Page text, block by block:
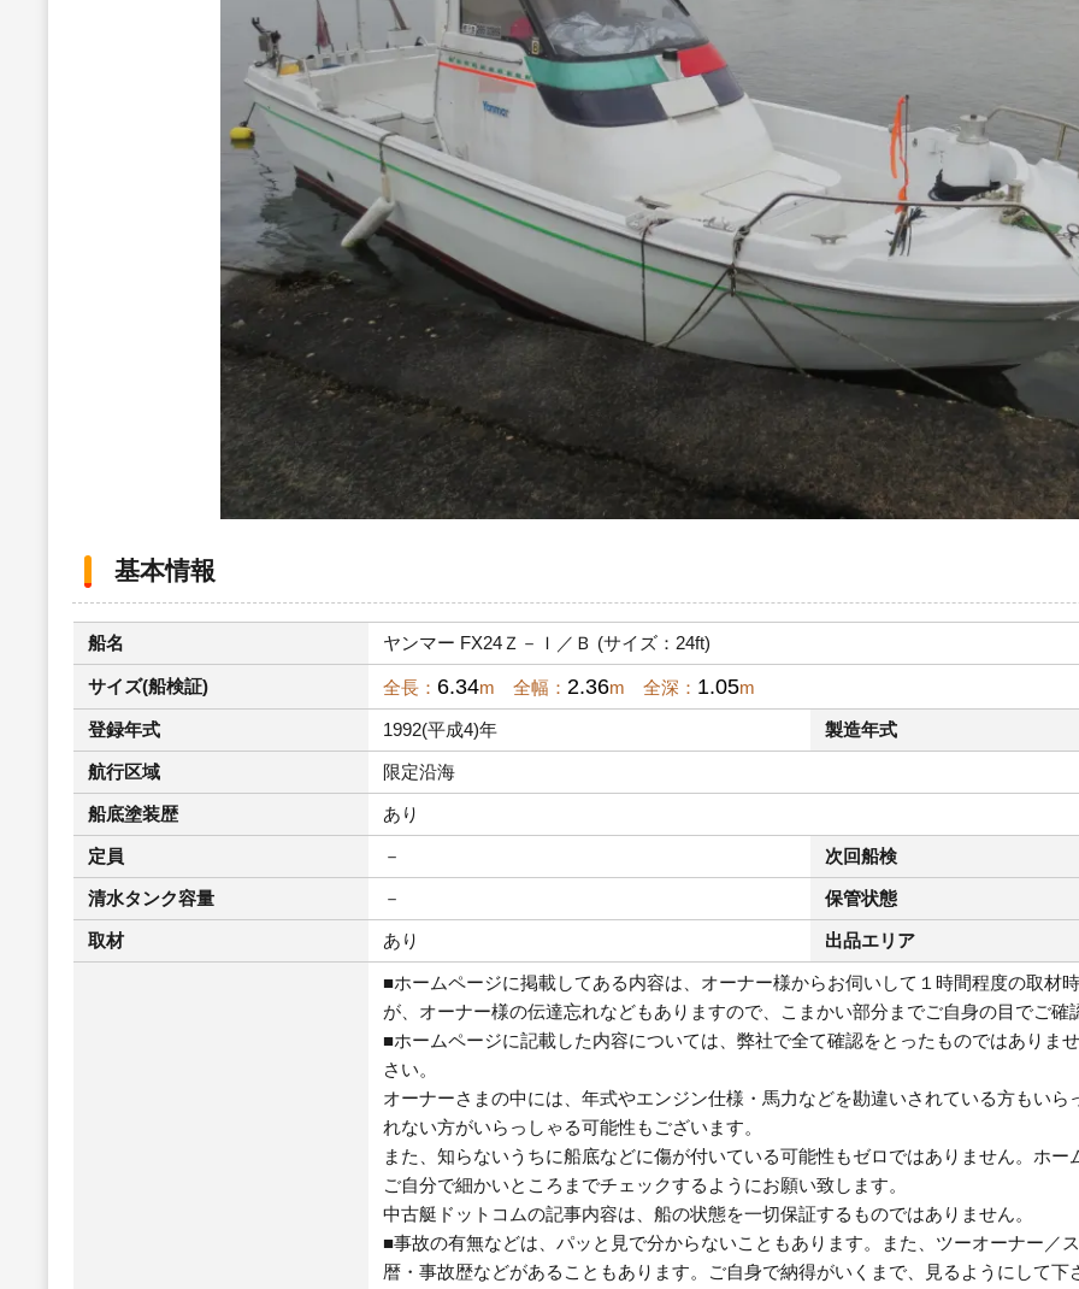
基本情報
船名 ヤンマー FX24Ｚ－Ｉ／Ｂ (サイズ：24ft)
サイズ(船検証) 全長： 6.34m 全幅： 2.36m 全深： 1.05m
登録年式 1992(平成4)年 製造年式
航行区域 限定沿海
船底塗装歴 あり
定員 － 次回船検
清水タンク容量 － 保管状態
取材 あり 出品エリア
■ホームページに掲載してある内容は、オーナー様からお伺いして１時間程度の取材
が、オーナー様の伝達忘れなどもありますので、こまかい部分までご自身の目でご確
■ホームページに記載した内容については、弊社で全て確認をとったものではありま
さい。
オーナーさまの中には、年式やエンジン仕様・馬力などを勘違いされている方もい
れない方がいらっしゃる可能性もございます。
また、知らないうちに船底などに傷が付いている可能性もゼロではありません。ホ
ご自分で細かいところまでチェックするようにお願い致します。
中古艇ドットコムの記事内容は、船の状態を一切保証するものではありません。
■事故の有無などは、パッと見で分からないこともあります。また、ツーオーナー／
暦・事故歴などがあることもあります。ご自身で納得がいくまで、見るようにして下